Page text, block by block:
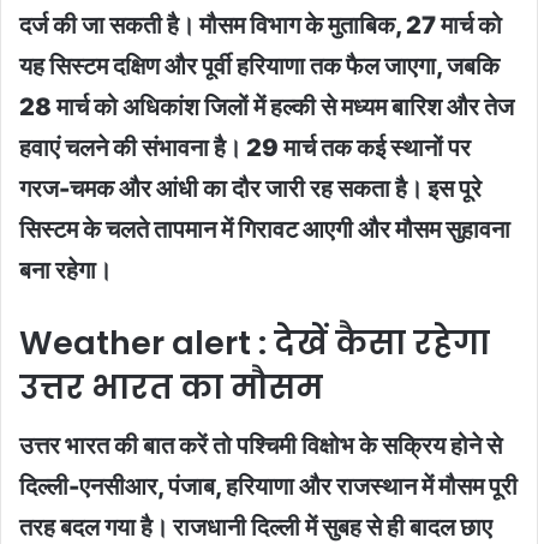
दर्ज की जा सकती है। मौसम विभाग के मुताबिक, 27 मार्च को
यह सिस्टम दक्षिण और पूर्वी हरियाणा तक फैल जाएगा, जबकि
28 मार्च को अधिकांश जिलों में हल्की से मध्यम बारिश और तेज
हवाएं चलने की संभावना है। 29 मार्च तक कई स्थानों पर
गरज-चमक और आंधी का दौर जारी रह सकता है। इस पूरे
सिस्टम के चलते तापमान में गिरावट आएगी और मौसम सुहावना
बना रहेगा।
Weather alert : देखें कैसा रहेगा
उत्तर भारत का मौसम
उत्तर भारत की बात करें तो पश्चिमी विक्षोभ के सक्रिय होने से
दिल्ली-एनसीआर, पंजाब, हरियाणा और राजस्थान में मौसम पूरी
तरह बदल गया है। राजधानी दिल्ली में सुबह से ही बादल छाए